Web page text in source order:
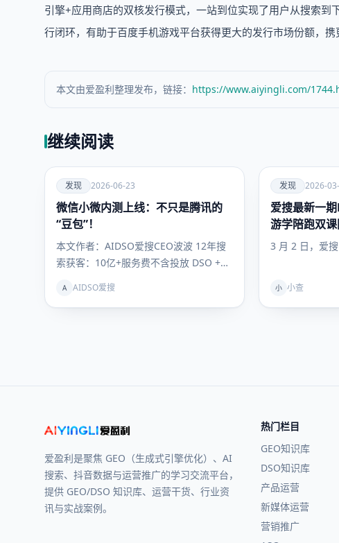
引擎+应用商店的双核发行模式，一站到位实现了用户从搜索
行闭环，有助于百度手机游戏平台获得更大的发行市场份额，携
本文由爱盈利整理发布，链接： https://www.aiyingli.com/
继续阅读
爱
发现
发现 2026-06-23
微信小微内测上线：不只是腾讯的
“豆包”！
本文作者：AIDSO爱搜CEO波波 12年搜
索获客：10亿+服务费不含投放 DSO +
A AIDSO爱搜
爱
发现
发现 2026-
爱搜最新一
游学陪跑双
你抢占搜索
3 月 2 日，爱
小 小查
爱盈利是聚焦 GEO（生成式引擎优化）、AI
搜索、抖音数据与运营推广的学习交流平台，
提供 GEO/DSO 知识库、运营干货、行业资
讯与实战案例。
热门栏目
GEO知识库
DSO知识库
产品运营
新媒体运营
营销推广